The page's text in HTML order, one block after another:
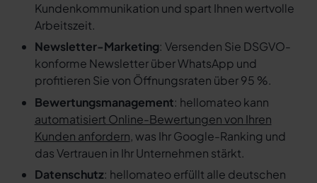
Kundenkommunikation und spart Ihnen wertvolle
Arbeitszeit.
Newsletter-Marketing: Versenden Sie DSGVO-
konforme Newsletter über WhatsApp und
profitieren Sie von Öffnungsraten über 95 %.
Bewertungsmanagement: hellomateo kann
automatisiert Online-Bewertungen von Ihren
Kunden anfordern, was Ihr Google-Ranking und
das Vertrauen in Ihr Unternehmen stärkt.
Datenschutz: hellomateo erfüllt alle deutschen